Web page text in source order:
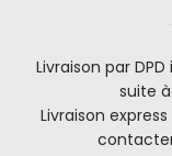
Livraison par
suite
Livraison